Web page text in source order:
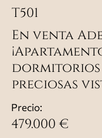
T501
En venta
preciosas
Precio:
479.000 €